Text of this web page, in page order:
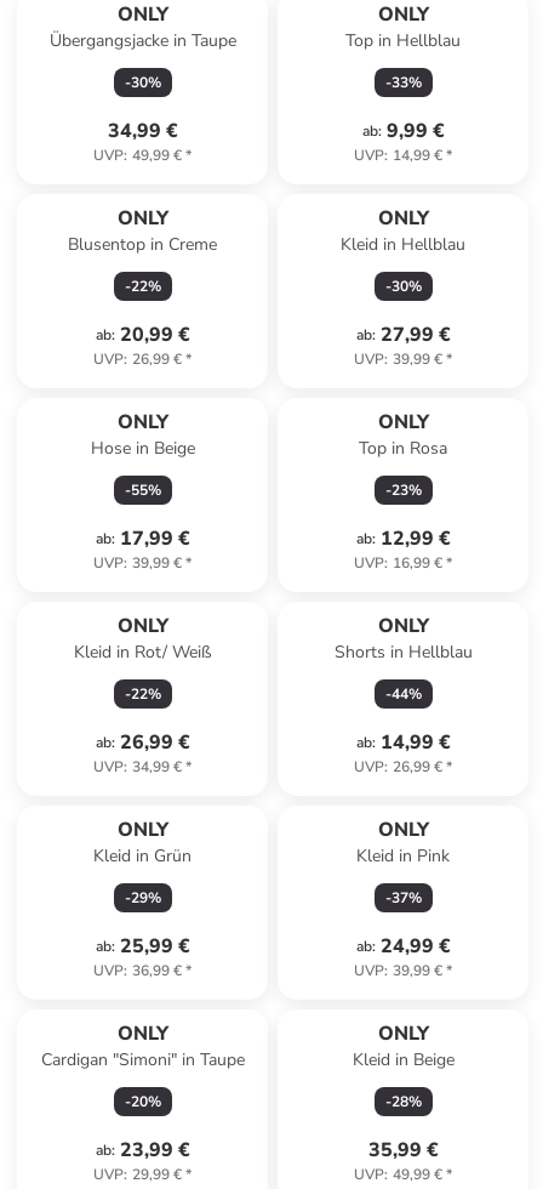
ONLY
Übergangsjacke in Taupe
-30%
34,99 €
UVP: 49,99 €*
ONLY
Top in Hellblau
-33%
ab: 9,99 €
UVP: 14,99 €*
ONLY
Blusentop in Creme
-22%
ab: 20,99 €
UVP: 26,99 €*
ONLY
Kleid in Hellblau
-30%
ab: 27,99 €
UVP: 39,99 €*
ONLY
Hose in Beige
-55%
ab: 17,99 €
UVP: 39,99 €*
ONLY
Top in Rosa
-23%
ab: 12,99 €
UVP: 16,99 €*
ONLY
Kleid in Rot/ Weiß
-22%
ab: 26,99 €
UVP: 34,99 €*
ONLY
Shorts in Hellblau
-44%
ab: 14,99 €
UVP: 26,99 €*
ONLY
Kleid in Grün
-29%
ab: 25,99 €
UVP: 36,99 €*
ONLY
Kleid in Pink
-37%
ab: 24,99 €
UVP: 39,99 €*
ONLY
Cardigan "Simoni" in Taupe
-20%
ab: 23,99 €
UVP: 29,99 €*
ONLY
Kleid in Beige
-28%
35,99 €
UVP: 49,99 €*